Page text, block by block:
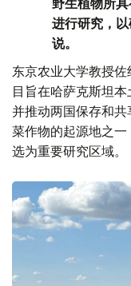
野生植物所
进行研究，
说。
东京农业大学教授
目旨在哈萨克斯坦
并推动两国保存和
菜作物的起源地之
选为重要研究区域。